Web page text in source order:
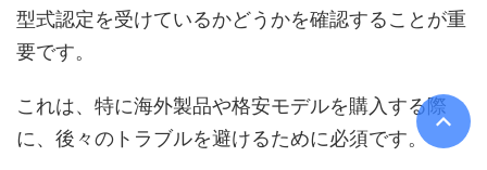
型式認定を受けているかどうかを確認することが重
要です。
これは、特に海外製品や格安モデルを購入する際
に、後々のトラブルを避けるために必須です。